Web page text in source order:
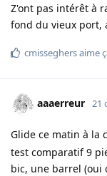
Z'ont pas intérêt à
fond du vieux port,
cmisseghersaime
aaaerreur 21
Glide ce matin à la
test comparatif 9
bic, une barrel (oui